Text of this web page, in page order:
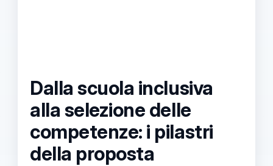
Dalla scuola inclusiva
alla selezione delle
competenze: i pilastri
della proposta